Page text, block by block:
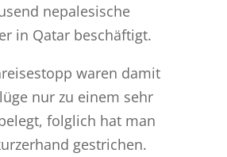
nepalesische
in Qatar beschäftigt.
waren damit
nur zu einem sehr
folglich hat man
gestrichen.